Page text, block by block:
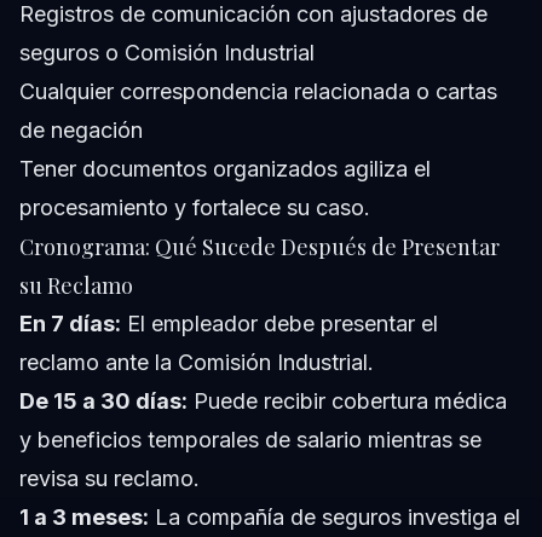
Registros de comunicación con ajustadores de
seguros o Comisión Industrial
Cualquier correspondencia relacionada o cartas
de negación
Tener documentos organizados agiliza el
procesamiento y fortalece su caso.
Cronograma: Qué Sucede Después de Presentar
su Reclamo
En 7 días: El empleador debe presentar el
reclamo ante la Comisión Industrial.
De 15 a 30 días: Puede recibir cobertura médica
y beneficios temporales de salario mientras se
revisa su reclamo.
1 a 3 meses: La compañía de seguros investiga el